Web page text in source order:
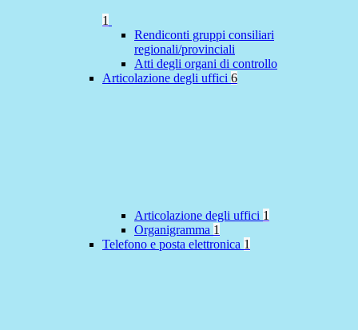
1
Rendiconti gruppi consiliari
regionali/provinciali
Atti degli organi di controllo
Articolazione degli uffici 6
Articolazione degli uffici 1
Organigramma 1
Telefono e posta elettronica 1